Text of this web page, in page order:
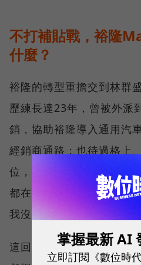
不打補貼戰，裕隆
什麼？
裕隆的轉型重擔交到林群
歷練長達23年，曾被外派
銷，協助裕隆導入通用汽
經銷商通路；也待過格上
位，「過去23年大概換超
都在換工作，只要集團要
我沒有什麼包袱。」
這回接下移動服務事業總
掌握最新 AI
立即訂閱《數位時